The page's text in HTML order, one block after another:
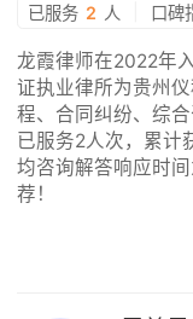
已服务 2 人 口碑
龙霞律师在2022年
证执业律所为贵州
程、合同纠纷、综
已服务2人次，累计
均咨询解答响应时
荐！